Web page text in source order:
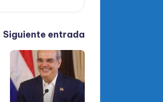
Siguiente entrada